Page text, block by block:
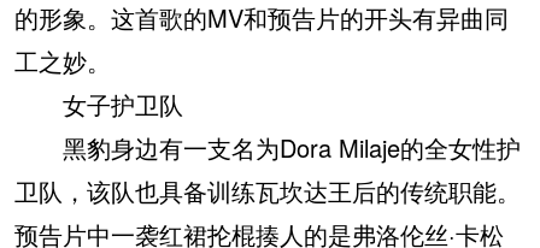
的形象。这首歌的MV和预告片的开头有异曲同
工之妙。
女子护卫队
黑豹身边有一支名为Dora Milaje的全女性护
卫队，该队也具备训练瓦坎达王后的传统职能。
预告片中一袭红裙抡棍揍人的是弗洛伦丝·卡松